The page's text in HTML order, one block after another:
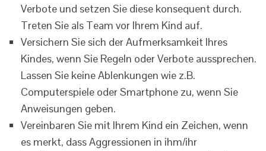
Verbote und setzen Sie diese konsequent durch.
Treten Sie als Team vor Ihrem Kind auf.
Versichern Sie sich der Aufmerksamkeit Ihres
Kindes, wenn Sie Regeln oder Verbote aussprechen.
Lassen Sie keine Ablenkungen wie z.B.
Computerspiele oder Smartphone zu, wenn Sie
Anweisungen geben.
Vereinbaren Sie mit Ihrem Kind ein Zeichen, wenn
es merkt, dass Aggressionen in ihm/ihr